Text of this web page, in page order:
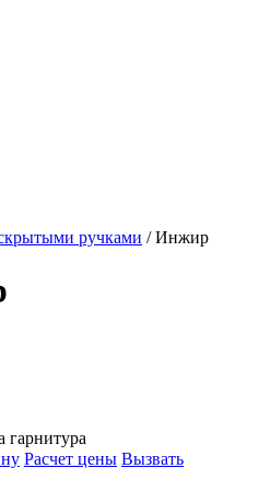
ручками / Инжир
гарнитура
Расчет цены Вызвать